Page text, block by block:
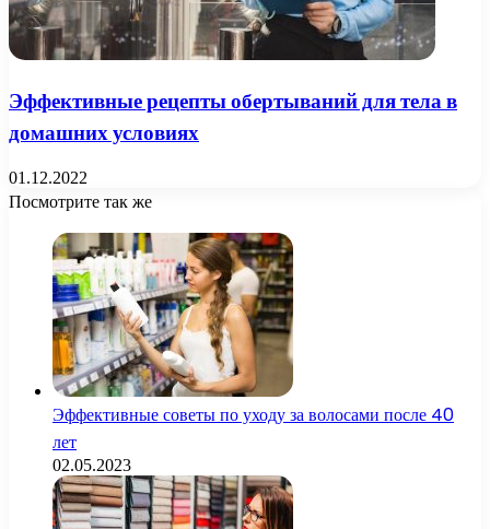
Эффективные рецепты обертываний для тела в
домашних условиях
01.12.2022
Посмотрите так же
Эффективные советы по уходу за волосами после 40
лет
02.05.2023